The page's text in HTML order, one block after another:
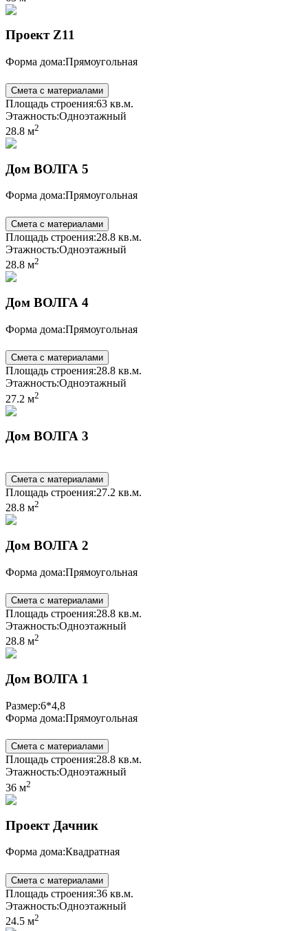
Проект Z11
Форма дома:Прямоугольная
Смета с материалами
Площадь строения:63 кв.м.
Этажность:Одноэтажный
28.8 м2
Дом ВОЛГА 5
Форма дома:Прямоугольная
Смета с материалами
Площадь строения:28.8 кв.м.
Этажность:Одноэтажный
28.8 м2
Дом ВОЛГА 4
Форма дома:Прямоугольная
Смета с материалами
Площадь строения:28.8 кв.м.
Этажность:Одноэтажный
27.2 м2
Дом ВОЛГА 3
Смета с материалами
Площадь строения:27.2 кв.м.
28.8 м2
Дом ВОЛГА 2
Форма дома:Прямоугольная
Смета с материалами
Площадь строения:28.8 кв.м.
Этажность:Одноэтажный
28.8 м2
Дом ВОЛГА 1
Размер:6*4,8
Форма дома:Прямоугольная
Смета с материалами
Площадь строения:28.8 кв.м.
Этажность:Одноэтажный
36 м2
Проект Дачник
Форма дома:Квадратная
Смета с материалами
Площадь строения:36 кв.м.
Этажность:Одноэтажный
24.5 м2